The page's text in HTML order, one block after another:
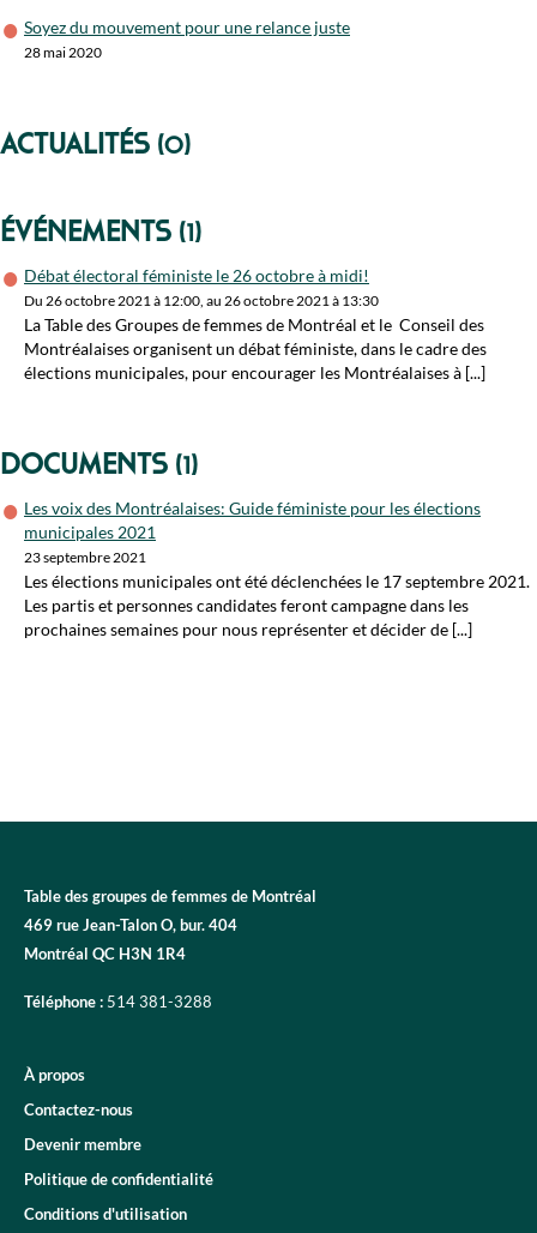
Soyez du mouvement pour une relance juste
28 mai 2020
Actualités (0)
Événements (1)
Débat électoral féministe le 26 octobre à midi!
Du 26 octobre 2021 à 12:00, au 26 octobre 2021 à 13:30
La Table des Groupes de femmes de Montréal et le Conseil des
Montréalaises organisent un débat féministe, dans le cadre des
élections municipales, pour encourager les Montréalaises à [...]
Documents (1)
Les voix des Montréalaises: Guide féministe pour les élections
municipales 2021
23 septembre 2021
Les élections municipales ont été déclenchées le 17 septembre 2021.
Les partis et personnes candidates feront campagne dans les
prochaines semaines pour nous représenter et décider de [...]
Table des groupes de femmes de Montréal
469 rue Jean-Talon O, bur. 404
Montréal QC H3N 1R4
Téléphone : 514 381-3288
À propos
Contactez-nous
Devenir membre
Politique de confidentialité
Conditions d'utilisation